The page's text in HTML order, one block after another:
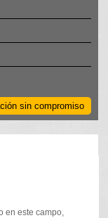
sin compromiso
en este campo,